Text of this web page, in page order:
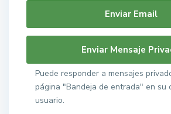
Puede responder a mensajes
página "Bandeja de entrada" en su
usuario.